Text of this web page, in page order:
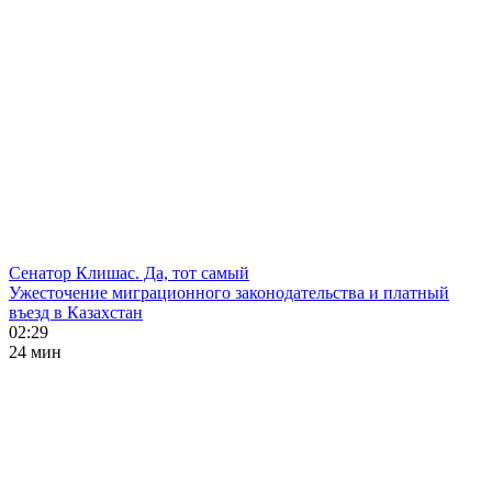
Сенатор Клишас. Да, тот самый
Ужесточение миграционного законодательства и платный
въезд в Казахстан
02:29
24 мин